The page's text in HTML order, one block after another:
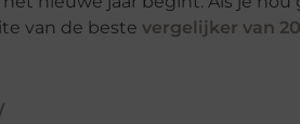
van de beste vergelijker van